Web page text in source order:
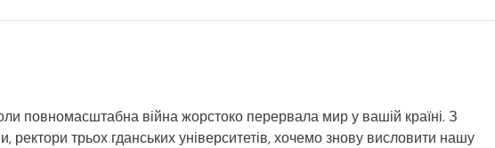
повномасштабна війна жорстоко перервала мир у вашій країні. З
ректори трьох гданських університетів, хочемо знову висловити нашу